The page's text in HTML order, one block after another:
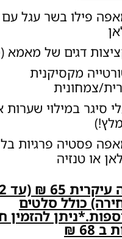
פילו בשר עגל עם
דגים של מאמא
מקסיקנית
צמחונית
סיגר במילוי שערות
פסטיה פרגיות
או טנזיה
מנה
כולל סלטים
להזמין
ב 68 ₪